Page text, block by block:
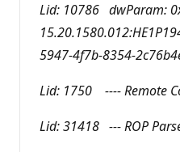
Lid: 10786
5947-4f7b-8354-
Lid: 1750 ---- Remote
Lid: 31418 --- ROP